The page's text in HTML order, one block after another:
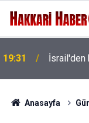
19:16
14 Ay
kavuştu
Anasayfa